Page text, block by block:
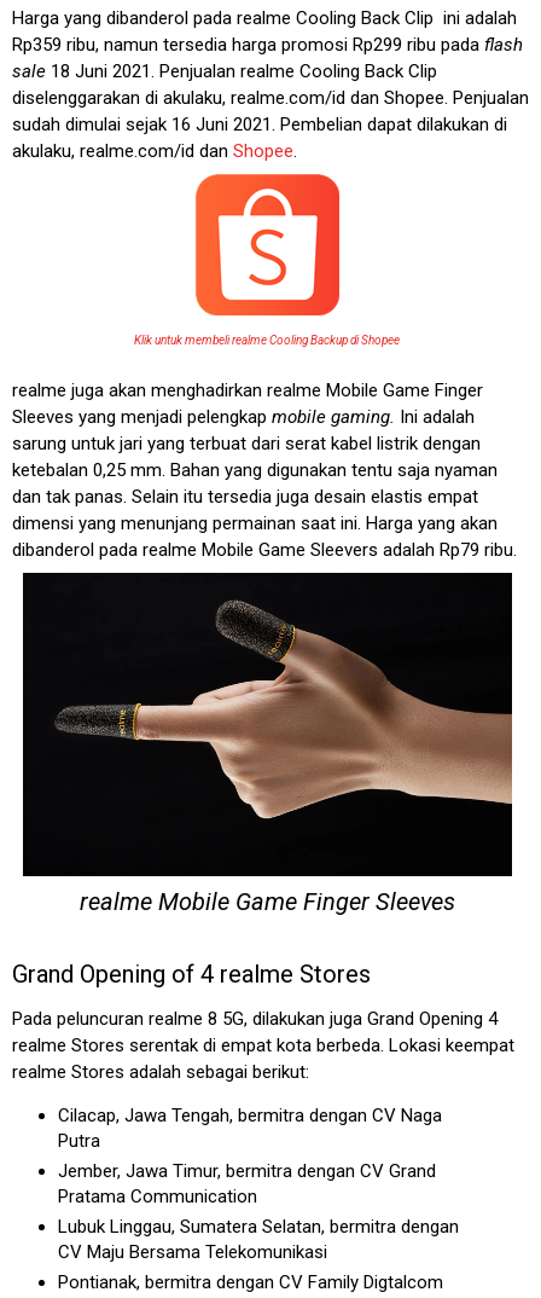
Harga yang dibanderol pada realme Cooling Back Clip ini adalah
Rp359 ribu, namun tersedia harga promosi Rp299 ribu pada flash
sale 18 Juni 2021. Penjualan realme Cooling Back Clip
diselenggarakan di akulaku, realme.com/id dan Shopee. Penjualan
sudah dimulai sejak 16 Juni 2021. Pembelian dapat dilakukan di
akulaku, realme.com/id dan Shopee.
Klik untuk membeli realme Cooling Backup di Shopee
realme juga akan menghadirkan realme Mobile Game Finger
Sleeves yang menjadi pelengkap mobile gaming. Ini adalah
sarung untuk jari yang terbuat dari serat kabel listrik dengan
ketebalan 0,25 mm. Bahan yang digunakan tentu saja nyaman
dan tak panas. Selain itu tersedia juga desain elastis empat
dimensi yang menunjang permainan saat ini. Harga yang akan
dibanderol pada realme Mobile Game Sleevers adalah Rp79 ribu.
realme Mobile Game Finger Sleeves
Grand Opening of 4 realme Stores
Pada peluncuran realme 8 5G, dilakukan juga Grand Opening 4
realme Stores serentak di empat kota berbeda. Lokasi keempat
realme Stores adalah sebagai berikut:
Cilacap, Jawa Tengah, bermitra dengan CV Naga
Putra
Jember, Jawa Timur, bermitra dengan CV Grand
Pratama Communication
Lubuk Linggau, Sumatera Selatan, bermitra dengan
CV Maju Bersama Telekomunikasi
Pontianak, bermitra dengan CV Family Digtalcom